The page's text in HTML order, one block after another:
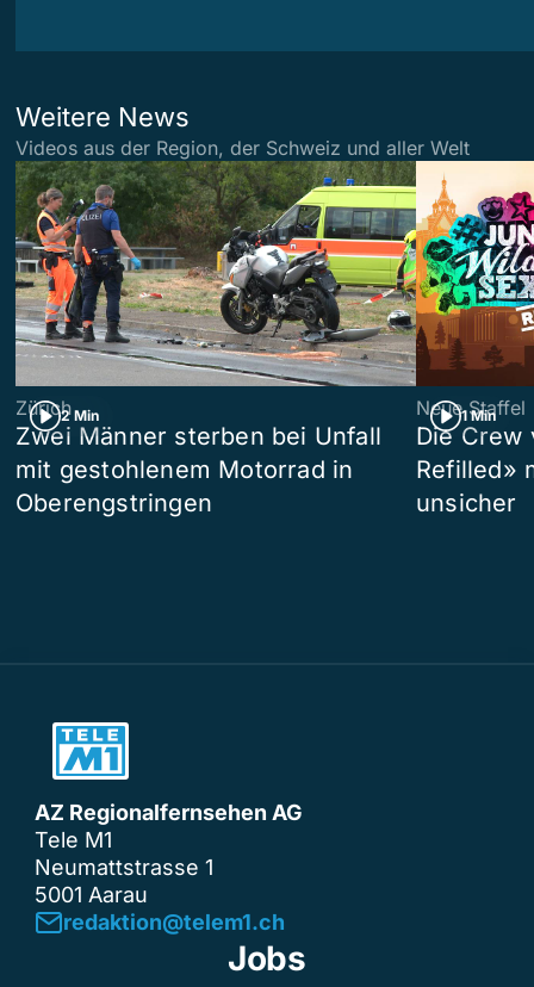
Weitere News
Videos aus der Region, der Schweiz und aller Welt
2 Min
Zürich
Zwei Männer sterben bei Unfall
mit gestohlenem Motorrad in
Oberengstringen
1 Min
Neue Staffel
Die Crew
Refilled»
unsicher
AZ Regionalfernsehen AG
Tele M1
Neumattstrasse 1
5001 Aarau
redaktion@telem1.ch
Jobs